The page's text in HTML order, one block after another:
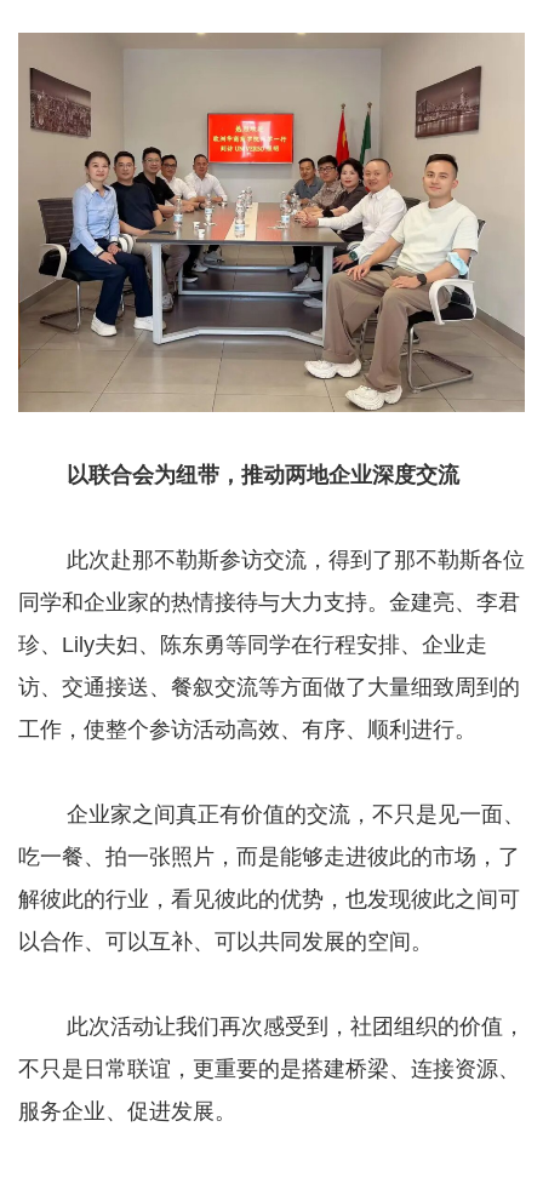
以联合会为纽带，推动两地企业深度交流
此次赴那不勒斯参访交流，得到了那不勒斯各位
同学和企业家的热情接待与大力支持。金建亮、李君
珍、Lily夫妇、陈东勇等同学在行程安排、企业走
访、交通接送、餐叙交流等方面做了大量细致周到的
工作，使整个参访活动高效、有序、顺利进行。
企业家之间真正有价值的交流，不只是见一面、
吃一餐、拍一张照片，而是能够走进彼此的市场，了
解彼此的行业，看见彼此的优势，也发现彼此之间可
以合作、可以互补、可以共同发展的空间。
此次活动让我们再次感受到，社团组织的价值，
不只是日常联谊，更重要的是搭建桥梁、连接资源、
服务企业、促进发展。